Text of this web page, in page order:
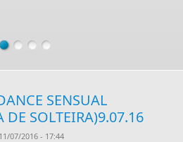
SENSUAL
DE SOLTEIRA)9.07.16
07/2016 - 17:44